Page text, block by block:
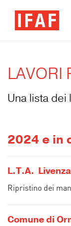
LAVORI
Una lista
2024 e in
L.T.A.
Ripristino dei
Comune di